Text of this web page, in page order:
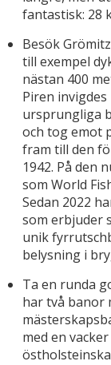
fantastisk: 28
Besök
till exempel
nästan 400
Piren
ursprungliga
och tog emot
fram till den
1942. På den
som World
Sedan 2022
som erbjuder
unik
belysning i
Ta en runda
har två banor
med en